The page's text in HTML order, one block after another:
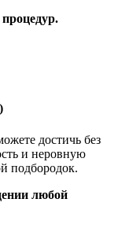
достичь без
и неровную
подбородок.
любой